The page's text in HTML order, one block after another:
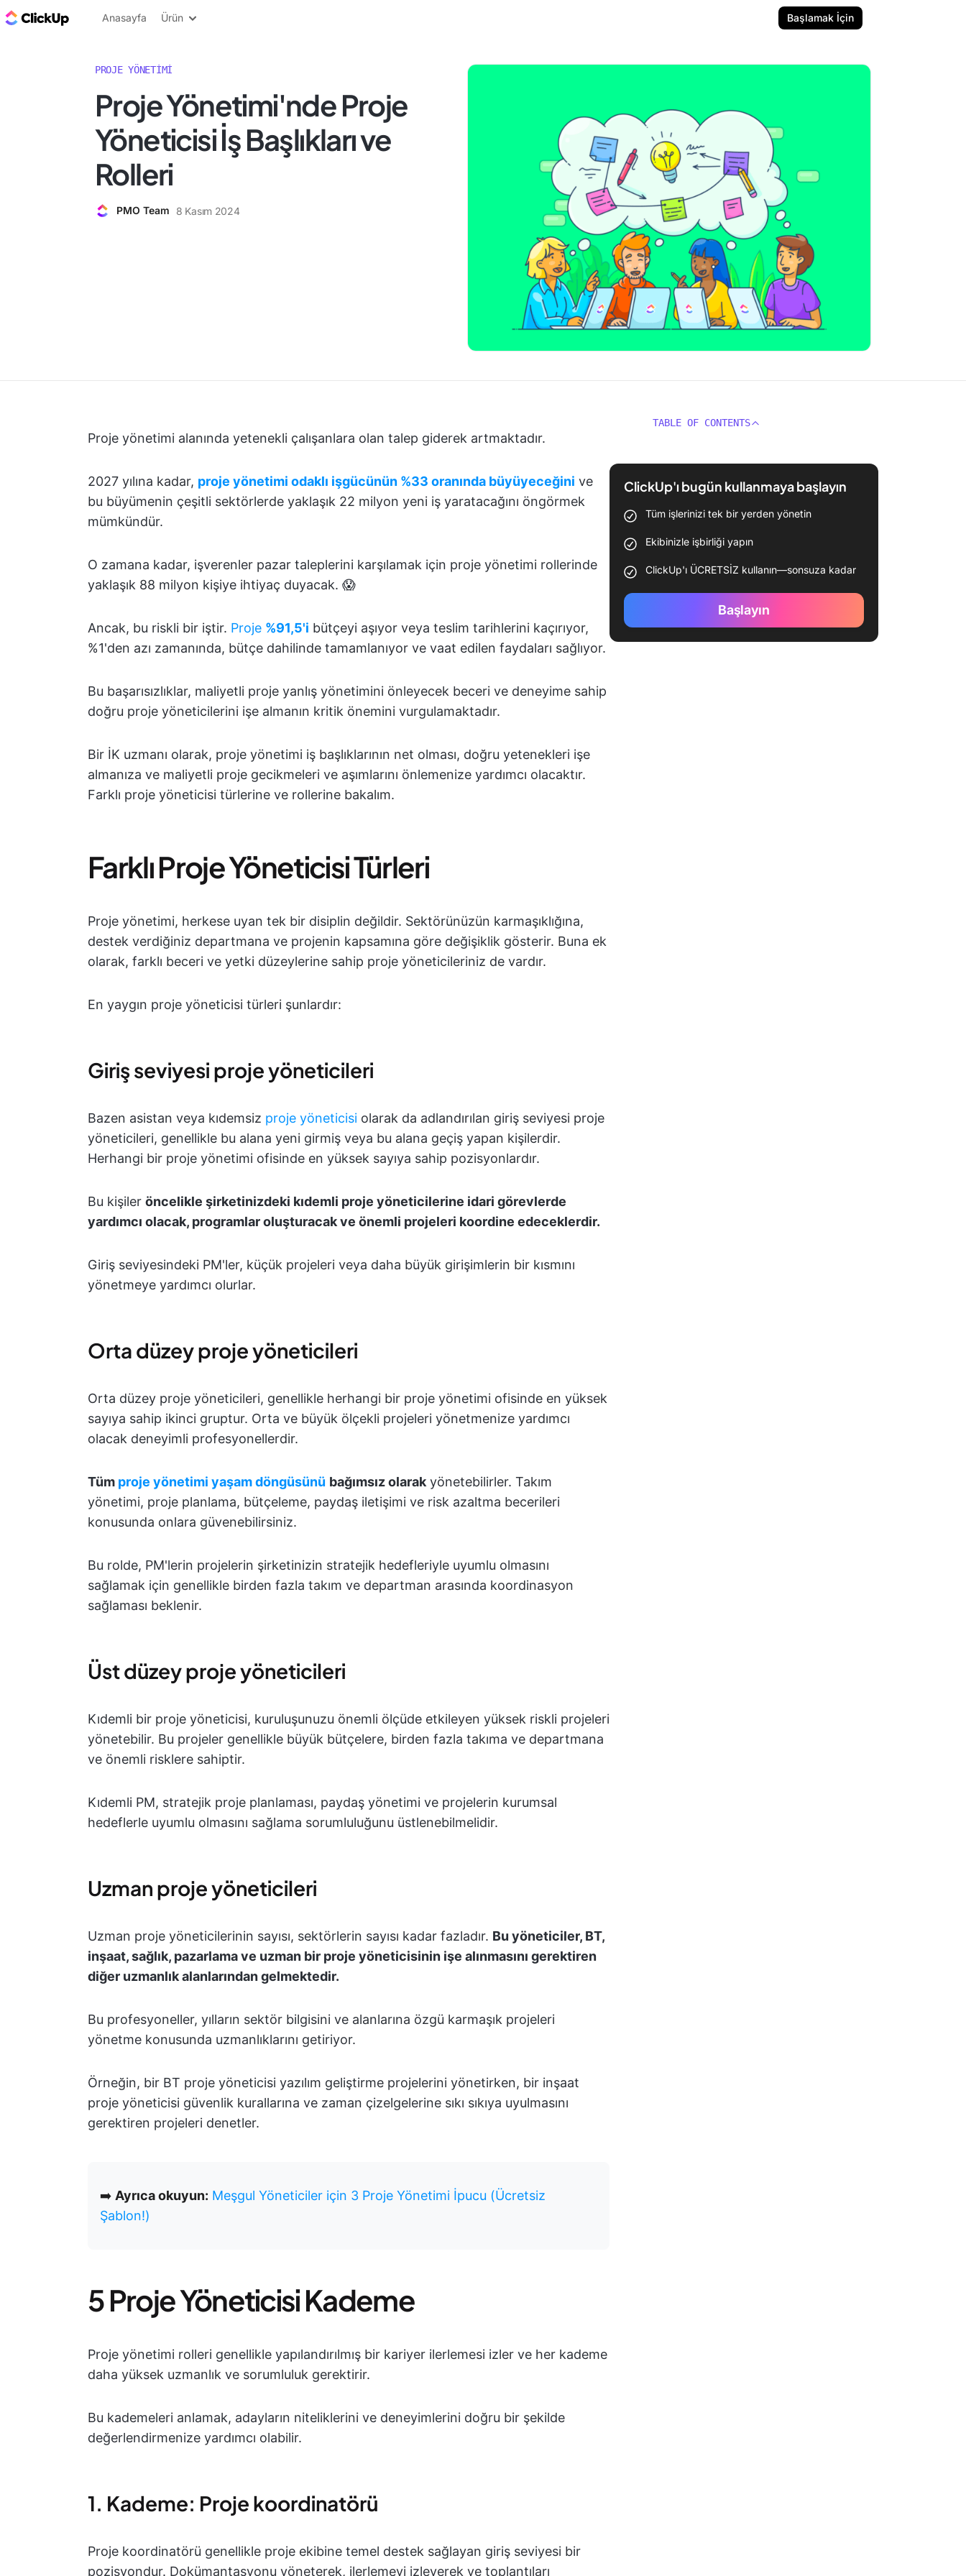
ClickUp Blog
Anasayfa Ürün Başlamak İçin
PROJE YÖNETIMI
Proje Yönetimi'nde Proje
Yöneticisi İş Başlıkları ve
Rolleri
PMO Team 8 Kasım 2024
Proje yönetimi alanında yetenekli çalışanlara olan talep giderek artmaktadır.
2027 yılına kadar, proje yönetimi odaklı işgücünün %33 oranında büyüyeceğini ve
bu büyümenin çeşitli sektörlerde yaklaşık 22 milyon yeni iş yaratacağını öngörmek
mümkündür.
O zamana kadar, işverenler pazar taleplerini karşılamak için proje yönetimi rollerinde
yaklaşık 88 milyon kişiye ihtiyaç duyacak. 😱
Ancak, bu riskli bir iştir. Proje %91,5'i bütçeyi aşıyor veya teslim tarihlerini kaçırıyor,
%1'den azı zamanında, bütçe dahilinde tamamlanıyor ve vaat edilen faydaları sağlıyor.
Bu başarısızlıklar, maliyetli proje yanlış yönetimini önleyecek beceri ve deneyime sahip
doğru proje yöneticilerini işe almanın kritik önemini vurgulamaktadır.
Bir İK uzmanı olarak, proje yönetimi iş başlıklarının net olması, doğru yetenekleri işe
almanıza ve maliyetli proje gecikmeleri ve aşımlarını önlemenize yardımcı olacaktır.
Farklı proje yöneticisi türlerine ve rollerine bakalım.
Farklı Proje Yöneticisi Türleri
Proje yönetimi, herkese uyan tek bir disiplin değildir. Sektörünüzün karmaşıklığına,
destek verdiğiniz departmana ve projenin kapsamına göre değişiklik gösterir. Buna ek
olarak, farklı beceri ve yetki düzeylerine sahip proje yöneticileriniz de vardır.
En yaygın proje yöneticisi türleri şunlardır:
Giriş seviyesi proje yöneticileri
Bazen asistan veya kıdemsiz proje yöneticisi olarak da adlandırılan giriş seviyesi proje
yöneticileri, genellikle bu alana yeni girmiş veya bu alana geçiş yapan kişilerdir.
Herhangi bir proje yönetimi ofisinde en yüksek sayıya sahip pozisyonlardır.
Bu kişiler öncelikle şirketinizdeki kıdemli proje yöneticilerine idari görevlerde
yardımcı olacak, programlar oluşturacak ve önemli projeleri koordine edeceklerdir.
Giriş seviyesindeki PM'ler, küçük projeleri veya daha büyük girişimlerin bir kısmını
yönetmeye yardımcı olurlar.
Orta düzey proje yöneticileri
Orta düzey proje yöneticileri, genellikle herhangi bir proje yönetimi ofisinde en yüksek
sayıya sahip ikinci gruptur. Orta ve büyük ölçekli projeleri yönetmenize yardımcı
olacak deneyimli profesyonellerdir.
Tüm proje yönetimi yaşam döngüsünü bağımsız olarak yönetebilirler. Takım
yönetimi, proje planlama, bütçeleme, paydaş iletişimi ve risk azaltma becerileri
konusunda onlara güvenebilirsiniz.
Bu rolde, PM'lerin projelerin şirketinizin stratejik hedefleriyle uyumlu olmasını
sağlamak için genellikle birden fazla takım ve departman arasında koordinasyon
sağlaması beklenir.
Üst düzey proje yöneticileri
Kıdemli bir proje yöneticisi, kuruluşunuzu önemli ölçüde etkileyen yüksek riskli projeleri
yönetebilir. Bu projeler genellikle büyük bütçelere, birden fazla takıma ve departmana
ve önemli risklere sahiptir.
Kıdemli PM, stratejik proje planlaması, paydaş yönetimi ve projelerin kurumsal
hedeflerle uyumlu olmasını sağlama sorumluluğunu üstlenebilmelidir.
Uzman proje yöneticileri
Uzman proje yöneticilerinin sayısı, sektörlerin sayısı kadar fazladır. Bu yöneticiler, BT,
inşaat, sağlık, pazarlama ve uzman bir proje yöneticisinin işe alınmasını gerektiren
diğer uzmanlık alanlarından gelmektedir.
Bu profesyoneller, yılların sektör bilgisini ve alanlarına özgü karmaşık projeleri
yönetme konusunda uzmanlıklarını getiriyor.
Örneğin, bir BT proje yöneticisi yazılım geliştirme projelerini yönetirken, bir inşaat
proje yöneticisi güvenlik kurallarına ve zaman çizelgelerine sıkı sıkıya uyulmasını
gerektiren projeleri denetler.
➡️ Ayrıca okuyun: Meşgul Yöneticiler için 3 Proje Yönetimi İpucu (Ücretsiz
Şablon!)
5 Proje Yöneticisi Kademe
Proje yönetimi rolleri genellikle yapılandırılmış bir kariyer ilerlemesi izler ve her kademe
daha yüksek uzmanlık ve sorumluluk gerektirir.
Bu kademeleri anlamak, adayların niteliklerini ve deneyimlerini doğru bir şekilde
değerlendirmenize yardımcı olabilir.
1. Kademe: Proje koordinatörü
Proje koordinatörü genellikle proje ekibine temel destek sağlayan giriş seviyesi bir
pozisyondur. Dokümantasyonu yöneterek, ilerlemeyi izleyerek ve toplantıları
TABLE OF CONTENTS
ClickUp'ı bugün kullanmaya başlayın
Tüm işlerinizi tek bir yerden yönetin
Ekibinizle işbirliği yapın
ClickUp'ı ÜCRETSİZ kullanın—sonsuza kadar
Başlayın